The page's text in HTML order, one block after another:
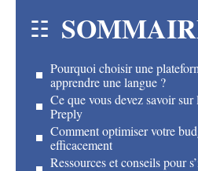
Pourquoi choisir une
apprendre une langue ?
Ce que vous devez savoir
Preply
Comment optimiser votre
efficacement
Ressources et conseils pour